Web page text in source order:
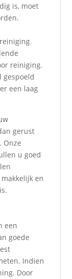
is, moet
reiniging.
gespoeld
een laag
gerust
Onze
u goed
en
een
goede
Indien
Door